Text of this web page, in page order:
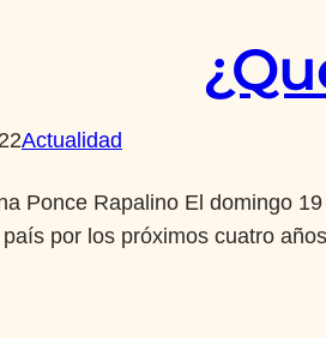
Actualidad
Ponce Rapalino El domingo
por los próximos cuatro